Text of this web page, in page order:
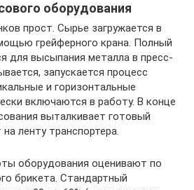
оборудования
прост. Сырье загружается в
грейферного крана. Полный
для высыпания металла в пресс-
запускается процесс
и горизонтальные
включаются в работу. В конце
выталкивает готовый
ленту транспортера.
оборудования оценивают по
брикета. Стандартный